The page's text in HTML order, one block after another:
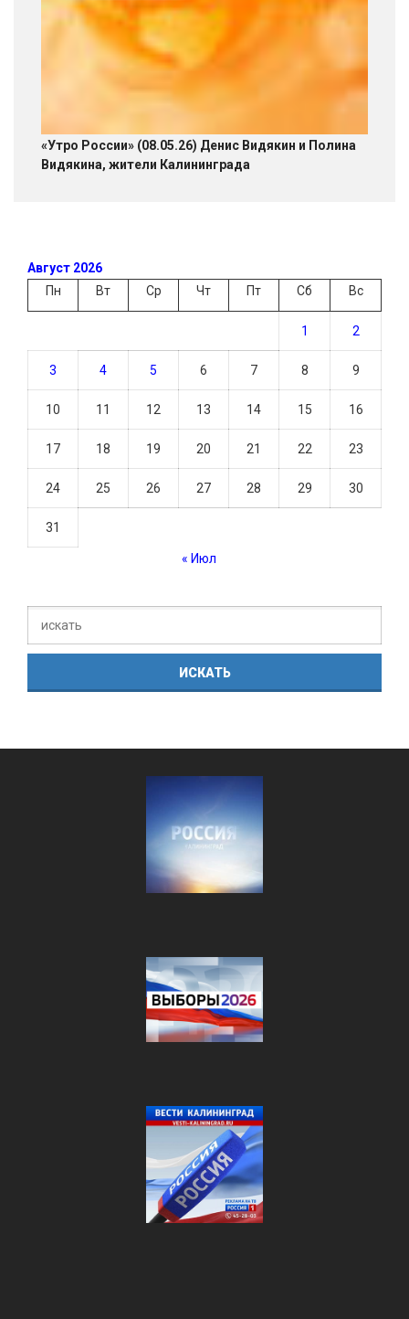
«Утро России» (08.05.26) Денис Видякин и Полина
Видякина, жители Калининграда
Август 2026
Пн
Вт Ср Чт Пт Сб Вс
1 2
3 4 5 6 7 8 9
10 11 12 13 14 15 16
17 18 19 20 21 22 23
24 25 26 27 28 29 30
31
« Июл